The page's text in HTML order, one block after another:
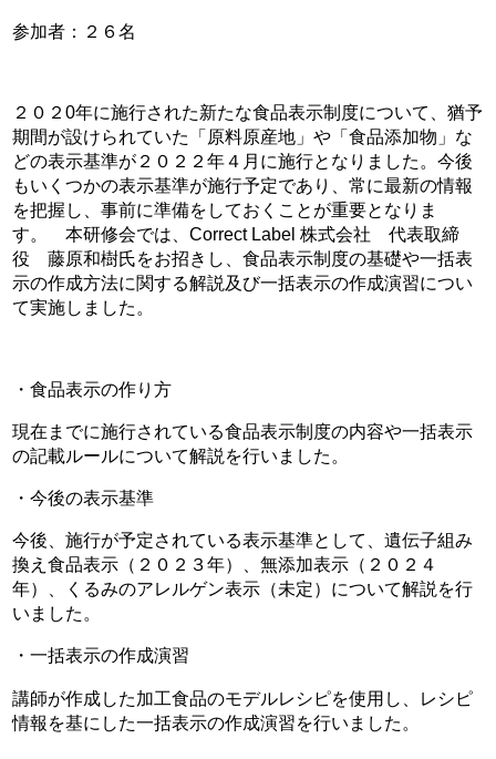
参加者：２６名
２０２0年に施行された新たな食品表示制度について、猶予
期間が設けられていた「原料原産地」や「食品添加物」な
どの表示基準が２０２２年４月に施行となりました。今後
もいくつかの表示基準が施行予定であり、常に最新の情報
を把握し、事前に準備をしておくことが重要となりま
す。 本研修会では、Correct Label 株式会社 代表取締
役 藤原和樹氏をお招きし、食品表示制度の基礎や一括表
示の作成方法に関する解説及び一括表示の作成演習につい
て実施しました。
・食品表示の作り方
現在までに施行されている食品表示制度の内容や一括表示
の記載ルールについて解説を行いました。
・今後の表示基準
今後、施行が予定されている表示基準として、遺伝子組み
換え食品表示（２０２３年）、無添加表示（２０２４
年）、くるみのアレルゲン表示（未定）について解説を行
いました。
・一括表示の作成演習
講師が作成した加工食品のモデルレシピを使用し、レシピ
情報を基にした一括表示の作成演習を行いました。